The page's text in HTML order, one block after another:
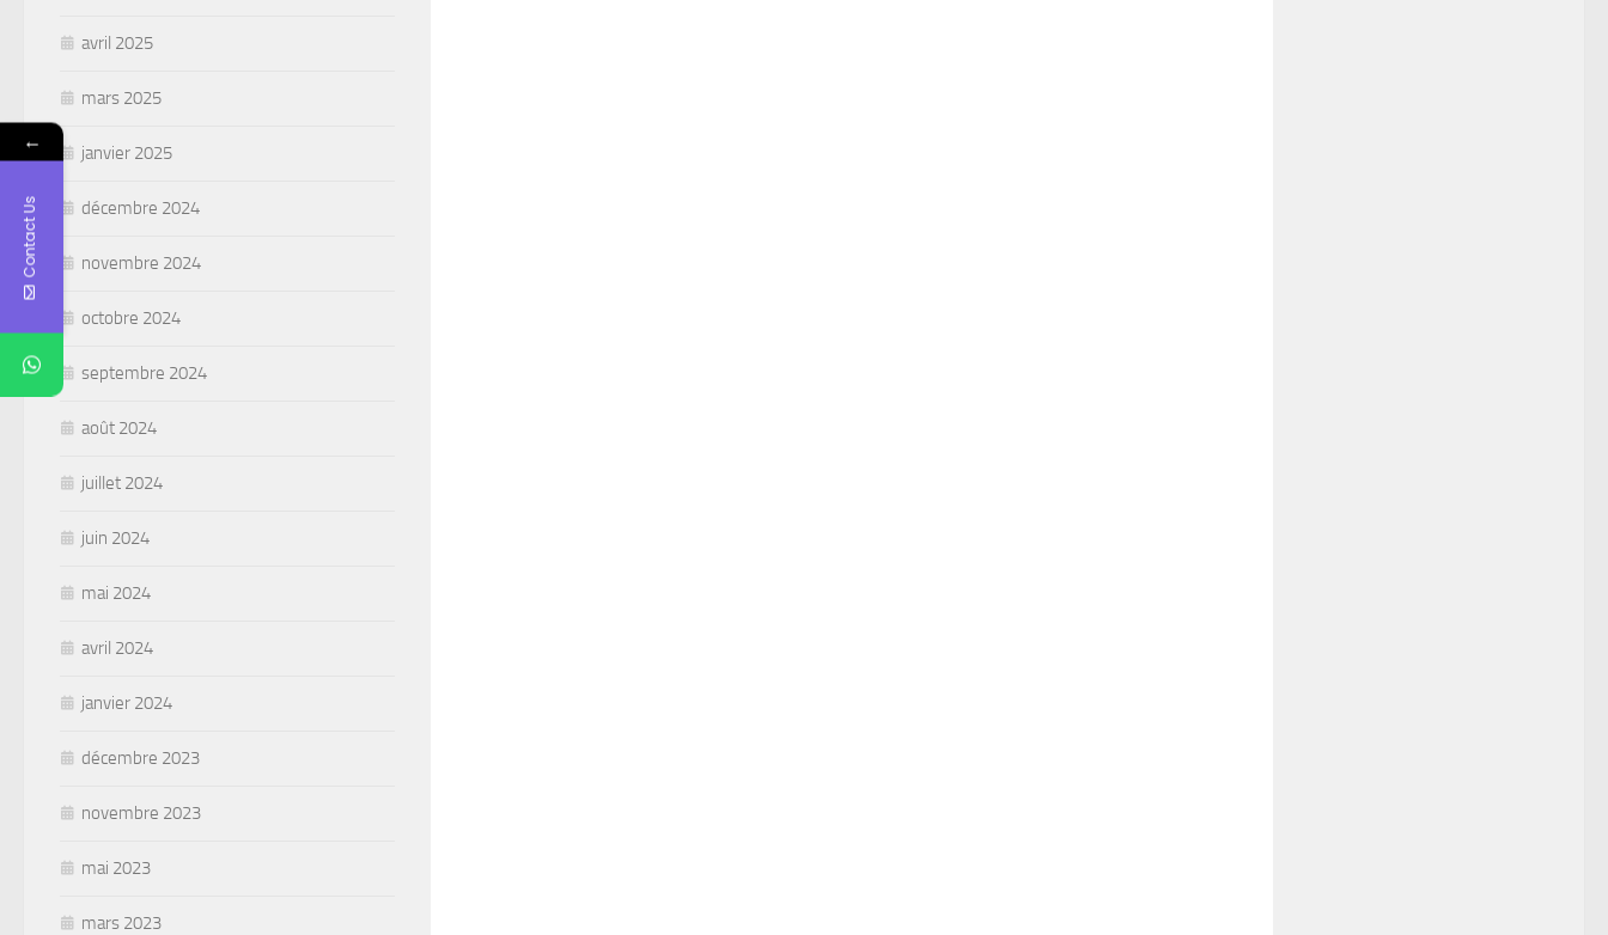
avril 2025
mars 2025
janvier 2025
décembre 2024
novembre 2024
octobre 2024
septembre 2024
août 2024
juillet 2024
juin 2024
mai 2024
avril 2024
janvier 2024
décembre 2023
novembre 2023
mai 2023
mars 2023
←
Contact Us